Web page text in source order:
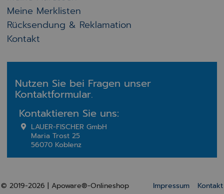
Meine Merklisten
Rücksendung & Reklamation
Kontakt
Nutzen Sie bei Fragen unser
Kontaktformular.
Kontaktieren Sie uns:
LAUER-FISCHER GmbH
Maria Trost 25
56070 Koblenz
© 2019-2026 | Apoware®-Onlineshop Impressum Kontakt